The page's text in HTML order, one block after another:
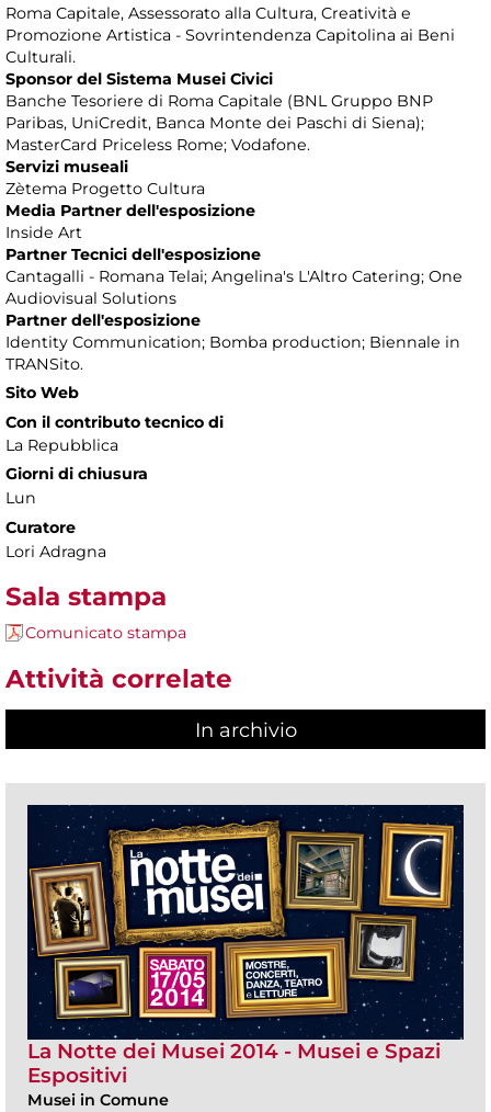
Roma Capitale, Assessorato alla Cultura, Creatività e
Promozione Artistica - Sovrintendenza Capitolina ai Beni
Culturali.
Sponsor del Sistema Musei Civici
Banche Tesoriere di Roma Capitale (BNL Gruppo BNP
Paribas, UniCredit, Banca Monte dei Paschi di Siena);
MasterCard Priceless Rome; Vodafone.
Servizi museali
Zètema Progetto Cultura
Media Partner dell'esposizione
Inside Art
Partner Tecnici dell'esposizione
Cantagalli - Romana Telai; Angelina's L'Altro Catering; One
Audiovisual Solutions
Partner dell'esposizione
Identity Communication; Bomba production; Biennale in
TRANSito.
Sito Web
Con il contributo tecnico di
La Repubblica
Giorni di chiusura
Lun
Curatore
Lori Adragna
Sala stampa
Comunicato stampa
Attività correlate
In archivio
La Notte dei Musei 2014 - Musei e Spazi
Espositivi
Musei in Comune